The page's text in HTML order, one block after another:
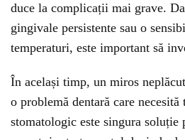
duce la complicații mai grave.
gingivale persistente sau o
temperaturi, este important să
În același timp, un miros
o problemă dentară care
stomatologic este singura soluție